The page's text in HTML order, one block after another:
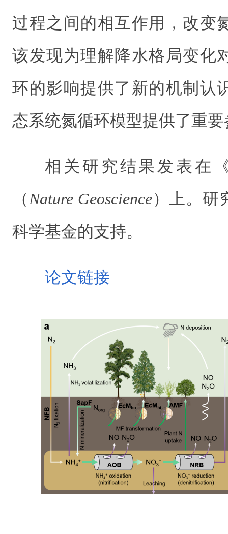
过程之间的相互作用，改变
该发现为理解降水格局变化
环的影响提供了新的机制认
态系统氮循环模型提供了重
相关研究结果发表在
（ Nature Geoscience）上。研
科学基金的支持。
论文链接